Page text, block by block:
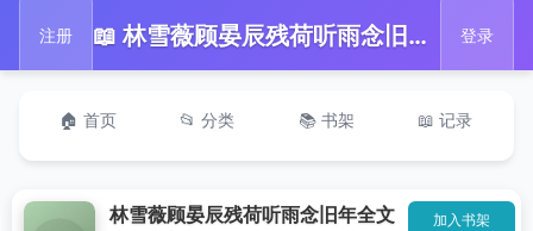
注册 📖 林雪薇顾晏辰残荷听雨念旧年全文免费在线阅读_残荷听雨念旧年林雪薇顾晏辰全集小说在线阅读 登录
🏠 首页 📂 分类 📚 书架 📖 记录
林雪薇顾晏辰残荷听雨念旧年全文
加入书架